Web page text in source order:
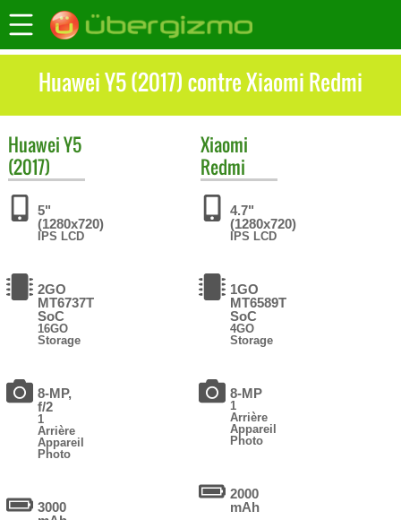
Huawei Y5 (2017) contre Xiaomi Redmi
HuaweiY5
(2017)
5"
(1280x720)
IPS LCD
2GO
MT6737T
SoC
16GO
Storage
8-MP,
f/2
1
Arrière
Appareil
Photo
3000
Xiaomi
Redmi
4.7"
(1280x720)
IPS LCD
1GO
MT6589T
SoC
4GO
Storage
8-MP
1
Arrière
Appareil
Photo
2000
mAh